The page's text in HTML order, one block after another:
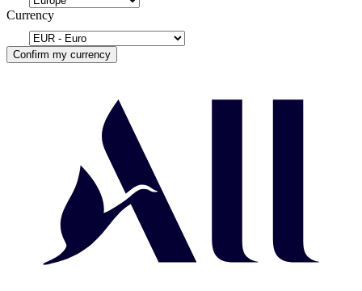
Currency
Confirm my currency